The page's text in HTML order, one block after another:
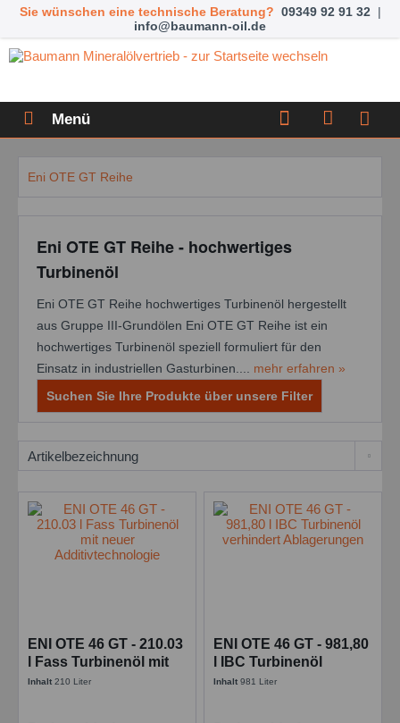
Sie wünschen eine technische Beratung? 09349 92 91 32 |
info@baumann-oil.de
Menü
Eni OTE GT Reihe
Eni OTE GT Reihe - hochwertiges
Turbinenöl
Eni OTE GT Reihe hochwertiges Turbinenöl hergestellt
aus Gruppe III-Grundölen Eni OTE GT Reihe ist ein
hochwertiges Turbinenöl speziell formuliert für den
Einsatz in industriellen Gasturbinen.... mehr erfahren »
Suchen Sie Ihre Produkte über unsere Filter
ENI OTE 46 GT - 210.03
l Fass Turbinenöl mit
neuer
Inhalt210 Liter
ENI OTE 46 GT - 981,80
l IBC Turbinenöl
verhindert
Inhalt981 Liter